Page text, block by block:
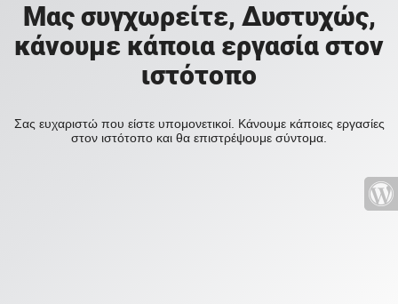
Μας συγχωρείτε, Δυστυχώς,
κάνουμε κάποια εργασία στον
ιστότοπο
Σας ευχαριστώ που είστε υπομονετικοί. Κάνουμε κάποιες εργασίες
στον ιστότοπο και θα επιστρέψουμε σύντομα.